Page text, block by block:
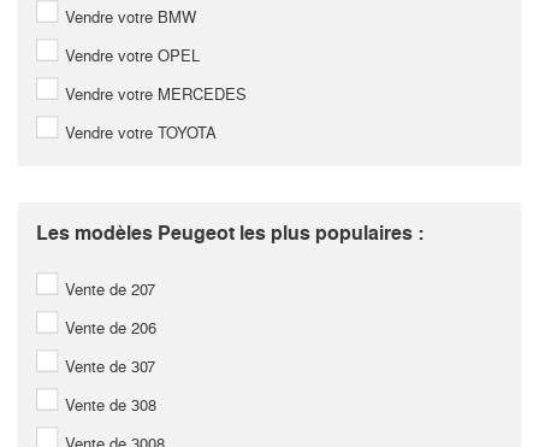
Vendre votre BMW
Vendre votre OPEL
Vendre votre MERCEDES
Vendre votre TOYOTA
Les modèles Peugeot les plus populaires :
Vente de 207
Vente de 206
Vente de 307
Vente de 308